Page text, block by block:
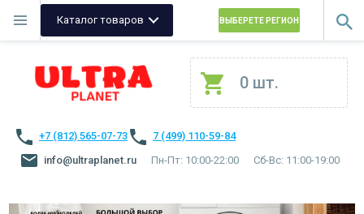
Каталог товаров ВЫБЕРЕТЕ РЕГИОН
0 шт.
+7 (812) 565-07-73
7 (499) 110-59-84
info@ultraplanet.ru
Пн-Пт: 10:00-22:00 Сб-Вс: 11:00-19:00